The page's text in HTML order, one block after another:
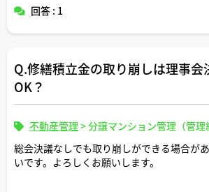
不動産投資家です。
すか。
回答 : 1
Q.修繕積立金の取り崩しは理事会
OK？
不動産管理 >分譲マンション管理（管理
総会決議なしでも取り崩しができる場合が
いです。よろしくお願いします。